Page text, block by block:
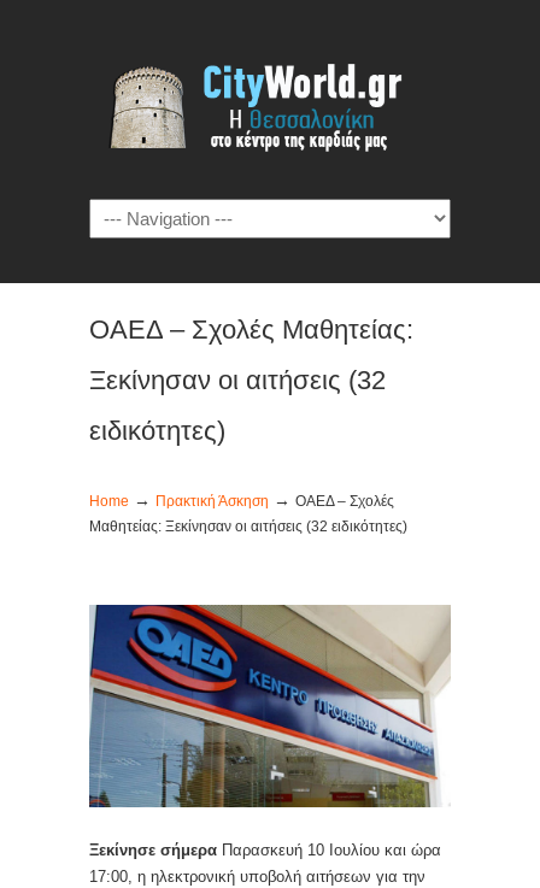
ΟΑΕΔ – Σχολές Μαθητείας:
Ξεκίνησαν οι αιτήσεις (32
ειδικότητες)
Home → Πρακτική Άσκηση → ΟΑΕΔ – Σχολές
Μαθητείας: Ξεκίνησαν οι αιτήσεις (32 ειδικότητες)
Ξεκίνησε σήμερα Παρασκευή 10 Ιουλίου και ώρα
17:00, η ηλεκτρονική υποβολή αιτήσεων για την